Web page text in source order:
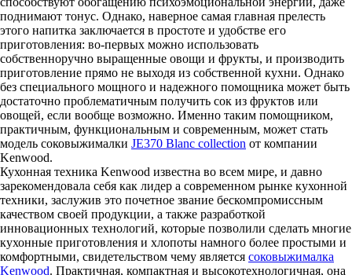
поднимают тонус. Однако, наверное самая главная прелесть
этого напитка заключается в простоте и удобстве его
приготовления: во-первых можно использовать
собственноручно выращенные овощи и фрукты, и производить
приготовление прямо не выходя из собственной кухни. Однако
без специального мощного и надежного помощника может быть
достаточно проблематичным получить сок из фруктов или
овощей, если вообще возможно. Именно таким помощником,
практичным, функциональным и современным, может стать
модель соковыжималки JE370 Blanc collection от компании
Kenwood.
Кухонная техника Kenwood известна во всем мире, и давно
зарекомендовала себя как лидер а современном рынке кухонной
техники, заслужив это почетное звание бескомпромиссным
качеством своей продукции, а также разработкой
инновационных технологий, которые позволили сделать многие
кухонные приготовления и хлопоты намного более простыми и
комфортными, свидетельством чему является соковыжималка
Kenwood. Практичная, компактная и высокотехнологичная, она